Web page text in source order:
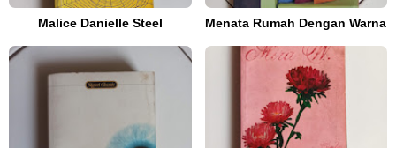
Malice Danielle Steel Menata Rumah Dengan Warna